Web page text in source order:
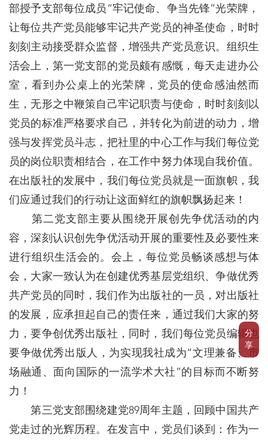
分
享
部授予支部每位成员“牢记使命、争当先锋”光荣牌，
让每位共产党员能够牢记共产党员的神圣使命，时时
刻刻主动接受群众监督，增强共产党员意识。组织生
活会上，第一党支部的党员颇有感慨，每天走进办公
室，看到办公桌上的光荣牌，党员的使命感油然而
生，无形之中鞭策自己牢记职责与使命，时时刻刻以
党员的标准严格要求自己，并转化为前进的动力，增
强与发挥党员斗志，把社里的中心工作与我们每位党
员的岗位职责相结合，在工作中努力体现自我价值。
在出版社的发展中，我们每位党员就是一面旗帜，我
们应通过我们的行动让这面鲜红的旗帜飘扬起来！
第二党支部主要从围绕开展创先争优活动的内
容，深刻认识创先争优活动开展的重要性及必要性来
进行组织生活会的。会上，每位党员畅谈感想与体
会，大家一致认为在创建优秀基层党组织、争做优秀
共产党员的同时，我们作为出版社的一员，对出版社
的发展，应承担起自己的责任来，通过我们大家的努
力，要争创优秀出版社，同时，我们每位党员编辑也
要争做优秀出版人，为实现我社成为“文理兼备、市
场融通、面向国际的一流学术大社”的目标而不断努
力！
第三党支部围绕建党89周年主题，回顾中国共产
党走过的光辉历程。在发言中，党员们谈到：作为一